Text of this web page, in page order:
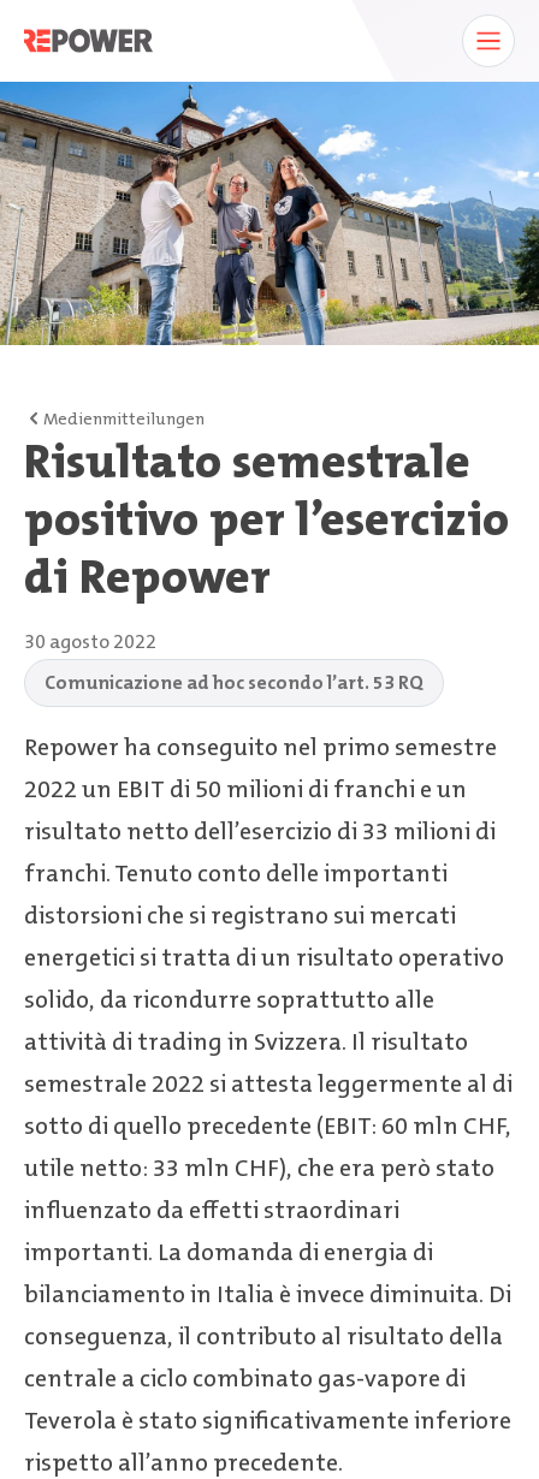
Medienmitteilungen
Risultato semestrale
positivo per l’esercizio
di Repower
30 agosto 2022
Comunicazione ad hoc secondo l’art. 53 RQ
Repower ha conseguito nel primo semestre
2022 un EBIT di 50 milioni di franchi e un
risultato netto dell’esercizio di 33 milioni di
franchi. Tenuto conto delle importanti
distorsioni che si registrano sui mercati
energetici si tratta di un risultato operativo
solido, da ricondurre soprattutto alle
attività di trading in Svizzera. Il risultato
semestrale 2022 si attesta leggermente al di
sotto di quello precedente (EBIT: 60 mln CHF,
utile netto: 33 mln CHF), che era però stato
influenzato da effetti straordinari
importanti. La domanda di energia di
bilanciamento in Italia è invece diminuita. Di
conseguenza, il contributo al risultato della
centrale a ciclo combinato gas-vapore di
Teverola è stato significativamente inferiore
rispetto all’anno precedente.